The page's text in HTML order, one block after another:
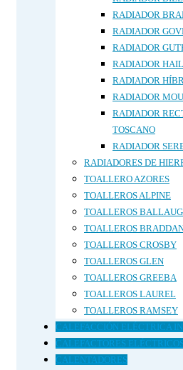
RADIADOR
RADIADOR
RADIADOR
RADIADOR
RADIADOR
RADIADOR
RADIADOR
TOSCANO
RADIADOR
RADIADORES DE
TOALLERO AZORES
TOALLEROS ALPINE
TOALLEROS
TOALLEROS
TOALLEROS CROSBY
TOALLEROS GLEN
TOALLEROS GREEBA
TOALLEROS LAUREL
TOALLEROS RAMSEY
CALEFACCIÓN ELÉCTRICA
CALEFACTORES
CALENTADORES